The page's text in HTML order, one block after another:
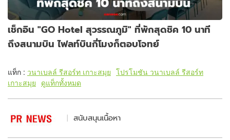
เช็กอิน "GO Hotel สุวรรณภูมิ" ที่พักสุดชิค 10 นาที
ถึงสนามบิน ไฟลท์บินกี่โมงก็ตอบโจทย์
แท็ก : วนาเบลล์ รีสอร์ท เกาะสมุย โปรโมชัน วนาเบลล์ รีสอร์ท
เกาะสมุย ดูแท็กทั้งหมด
สนับสนุนเนื้อหา